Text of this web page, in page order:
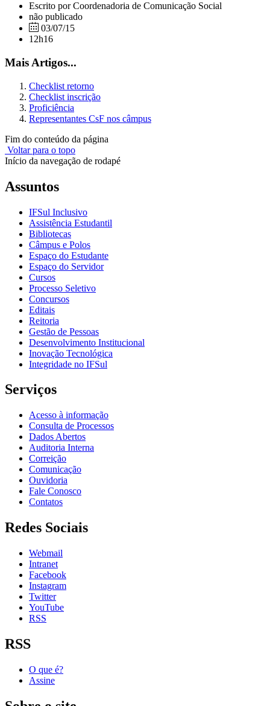
Escrito por Coordenadoria de Comunicação Social
não publicado
03/07/15
12h16
Mais Artigos...
Checklist retorno
Checklist inscrição
Proficiência
Representantes CsF nos câmpus
Fim do conteúdo da página
Voltar para o topo
Início da navegação de rodapé
Assuntos
IFSul Inclusivo
Assistência Estudantil
Bibliotecas
Câmpus e Polos
Espaço do Estudante
Espaço do Servidor
Cursos
Processo Seletivo
Concursos
Editais
Reitoria
Gestão de Pessoas
Desenvolvimento Institucional
Inovação Tecnológica
Integridade no IFSul
Serviços
Acesso à informação
Consulta de Processos
Dados Abertos
Auditoria Interna
Correição
Comunicação
Ouvidoria
Fale Conosco
Contatos
Redes Sociais
Webmail
Intranet
Facebook
Instagram
Twitter
YouTube
RSS
RSS
O que é?
Assine